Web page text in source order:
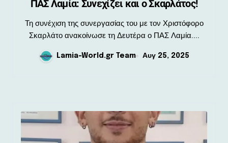
ΠΑΣ Λαμία: Συνεχίζει και ο Σκαρλάτος!
Τη συνέχιση της συνεργασίας του με τον Χριστόφορο
Σκαρλάτο ανακοίνωσε τη Δευτέρα ο ΠΑΣ Λαμία....
Lamia-World.gr Team Αυγ 25, 2025